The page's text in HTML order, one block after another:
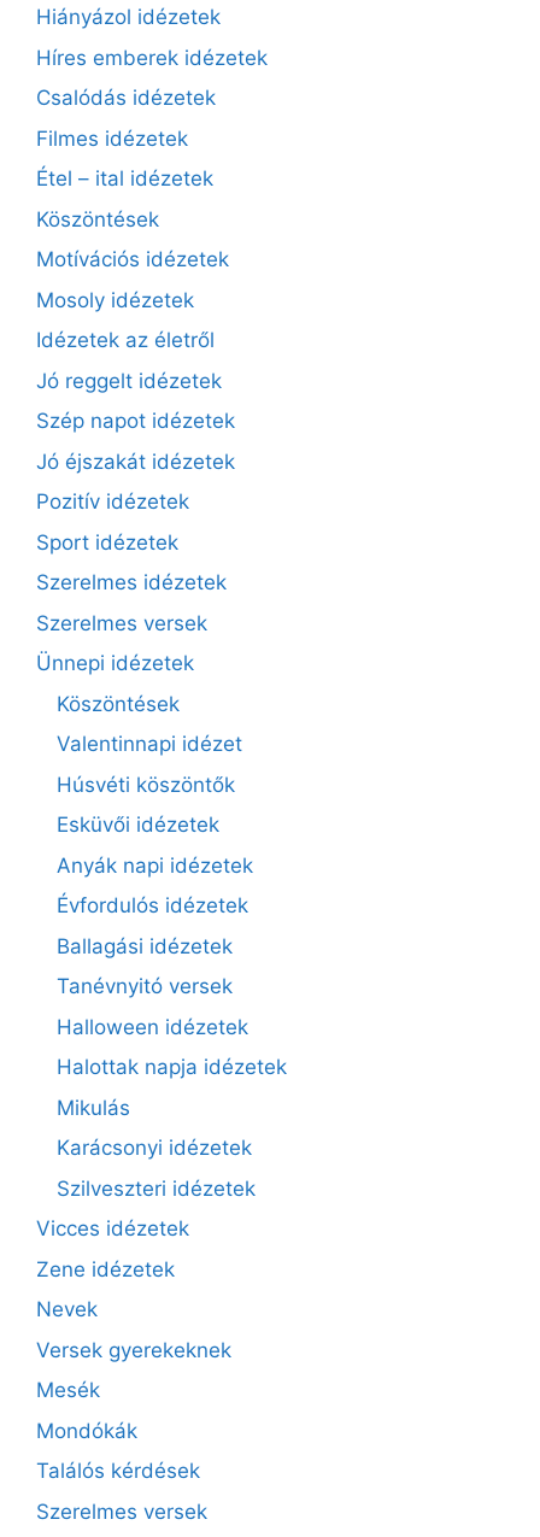
Hiányázol idézetek
Híres emberek idézetek
Csalódás idézetek
Filmes idézetek
Étel – ital idézetek
Köszöntések
Motívációs idézetek
Mosoly idézetek
Idézetek az életről
Jó reggelt idézetek
Szép napot idézetek
Jó éjszakát idézetek
Pozitív idézetek
Sport idézetek
Szerelmes idézetek
Szerelmes versek
Ünnepi idézetek
Köszöntések
Valentinnapi idézet
Húsvéti köszöntők
Esküvői idézetek
Anyák napi idézetek
Évfordulós idézetek
Ballagási idézetek
Tanévnyitó versek
Halloween idézetek
Halottak napja idézetek
Mikulás
Karácsonyi idézetek
Szilveszteri idézetek
Vicces idézetek
Zene idézetek
Nevek
Versek gyerekeknek
Mesék
Mondókák
Találós kérdések
Szerelmes versek